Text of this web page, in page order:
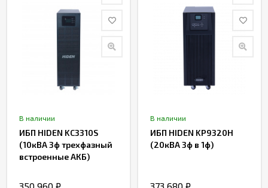
В наличии
ИБП HIDEN KC3310S
(10кВА 3ф трехфазный
встроенные АКБ)
В наличии
ИБП HIDEN KP9320H
(20кВА 3ф в 1ф)